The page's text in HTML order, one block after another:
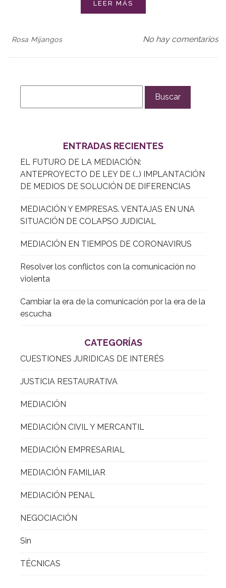
LEER MÁS
Rosa Mijangos No hay comentarios
ENTRADAS RECIENTES
EL FUTURO DE LA MEDIACIÓN:
ANTEPROYECTO DE LEY DE (…) IMPLANTACIÓN
DE MEDIOS DE SOLUCIÓN DE DIFERENCIAS
MEDIACIÓN Y EMPRESAS. VENTAJAS EN UNA
SITUACIÓN DE COLAPSO JUDICIAL
MEDIACIÓN EN TIEMPOS DE CORONAVIRUS
Resolver los conflictos con la comunicación no
violenta
Cambiar la era de la comunicación por la era de la
escucha
CATEGORÍAS
CUESTIONES JURIDICAS DE INTERÉS
JUSTICIA RESTAURATIVA
MEDIACIÓN
MEDIACIÓN CIVIL Y MERCANTIL
MEDIACIÓN EMPRESARIAL
MEDIACIÓN FAMILIAR
MEDIACIÓN PENAL
NEGOCIACIÓN
Sin
TÉCNICAS